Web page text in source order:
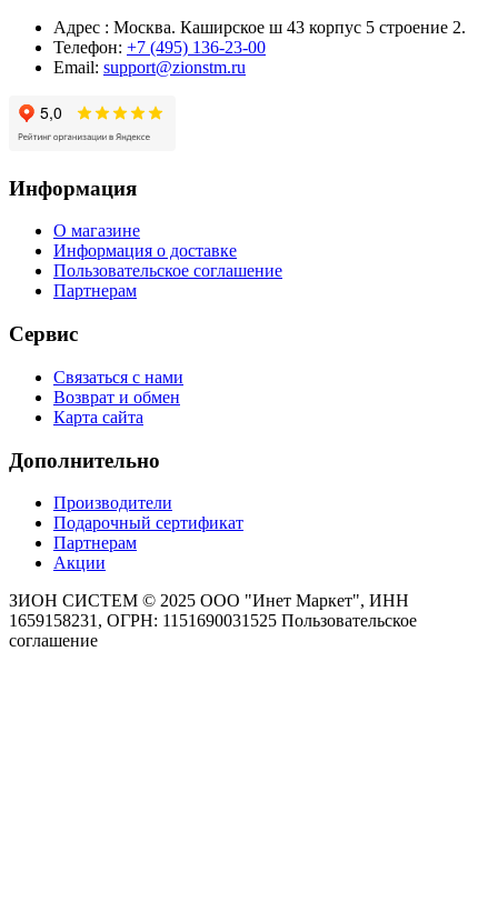
Адрес : Москва. Каширское ш 43 корпус 5 строение 2.
Телефон: +7 (495) 136-23-00
Email: support@zionstm.ru
Информация
О магазине
Информация о доставке
Пользовательское соглашение
Партнерам
Сервис
Связаться с нами
Возврат и обмен
Карта сайта
Дополнительно
Производители
Подарочный сертификат
Партнерам
Акции
ЗИОН СИСТЕМ © 2025 ООО "Инет Маркет", ИНН
1659158231, ОГРН: 1151690031525 Пользовательское
соглашение